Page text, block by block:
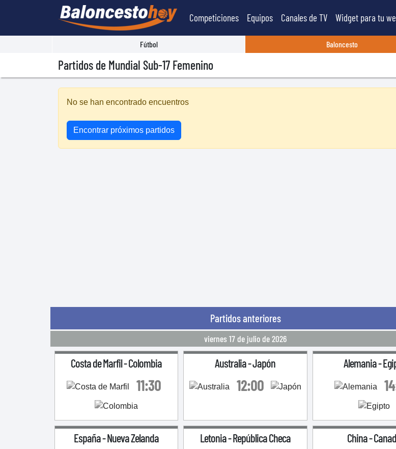
Competiciones Equipos Canales de TV Widget para tu
Fútbol Baloncesto
Partidos de Mundial Sub-17 Femenino
No se han encontrado encuentros
Encontrar próximos partidos
Partidos anteriores
viernes 17 de julio de 2026
Costa de Marfil-Colombia
11:30
Australia-Japón
12:00
Alemania-
España-Nueva Zelanda Letonia-República Checa China-